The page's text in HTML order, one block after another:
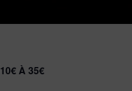
10€ À 35€